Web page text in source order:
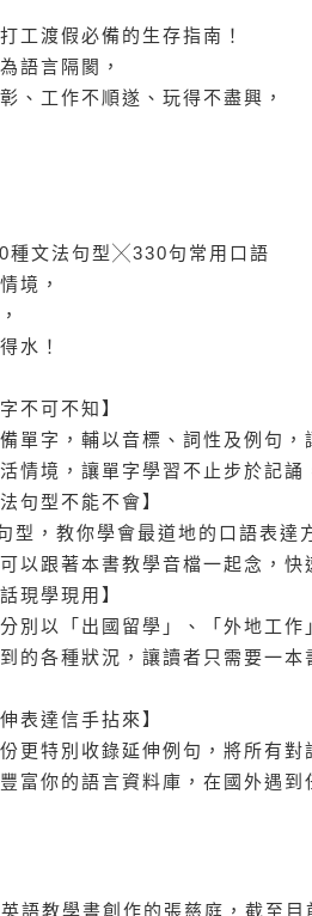
工渡假必備的生存指南！
語言隔閡，
、工作不順遂、玩得不盡興，
文法句型╳330句常用口語
境，
水！
不可不知】
字，輔以音標、詞性及例句，
情境，讓單字學習不止步於記
句型不能不會】
，教你學會最道地的口語表達
以跟著本書教學音檔一起念，快
現學現用】
以「出國留學」、「外地工作
的各種狀況，讓讀者只需要一
表達信手拈來】
特別收錄延伸例句，將所有對
富你的語言資料庫，在國外遇到
教學書創作的張慈庭，截至目